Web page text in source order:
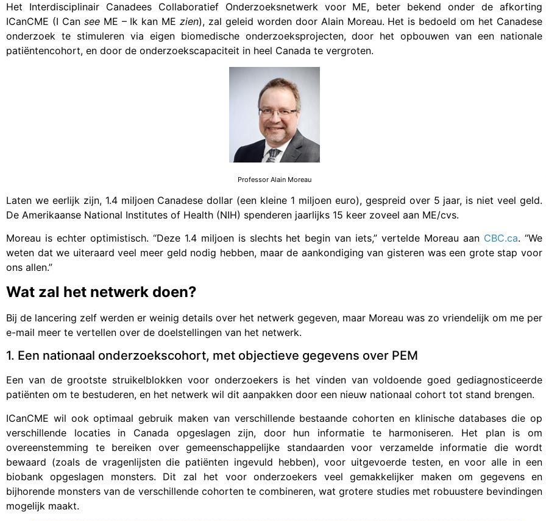
Het Interdisciplinair Canadees Collaboratief Onderzoeksnetwerk voor ME, beter bekend onder de afkorting
ICanCME (I Can seeME – Ik kan MEzien), zal geleid worden door Alain Moreau. Het is bedoeld om het Canadese
onderzoek te stimuleren via eigen biomedische onderzoeksprojecten, door het opbouwen van een nationale
patiëntencohort, en door de onderzoekscapaciteit in heel Canada te vergroten.
Professor Alain Moreau
Laten we eerlijk zijn, 1.4 miljoen Canadese dollar (een kleine 1 miljoen euro), gespreid over 5 jaar, is niet veel geld.
De Amerikaanse National Institutes of Health (NIH) spenderen jaarlijks 15 keer zoveel aan ME/cvs.
Moreau is echter optimistisch. “Deze 1.4 miljoen is slechts het begin van iets,” vertelde Moreau aan CBC.ca. “We
weten dat we uiteraard veel meer geld nodig hebben, maar de aankondiging van gisteren was een grote stap voor
ons allen.”
Wat zal het netwerk doen?
Bij de lancering zelf werden er weinig details over het netwerk gegeven, maar Moreau was zo vriendelijk om me per
e-mail meer te vertellen over de doelstellingen van het netwerk.
1. Een nationaal onderzoekscohort, met objectieve gegevens over PEM
Een van de grootste struikelblokken voor onderzoekers is het vinden van voldoende goed gediagnosticeerde
patiënten om te bestuderen, en het netwerk wil dit aanpakken door een nieuw nationaal cohort tot stand brengen.
ICanCME wil ook optimaal gebruik maken van verschillende bestaande cohorten en klinische databases die op
verschillende locaties in Canada opgeslagen zijn, door hun informatie te harmoniseren. Het plan is om
overeenstemming te bereiken over gemeenschappelijke standaarden voor verzamelde informatie die wordt
bewaard (zoals de vragenlijsten die patiënten ingevuld hebben), voor uitgevoerde testen, en voor alle in een
biobank opgeslagen monsters. Dit zal het voor onderzoekers veel gemakkelijker maken om gegevens en
bijhorende monsters van de verschillende cohorten te combineren, wat grotere studies met robuustere bevindingen
mogelijk maakt.